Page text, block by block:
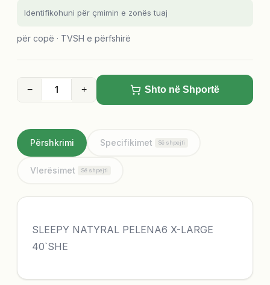
Identifikohuni për çmimin e zonës tuaj
për copë · TVSH e përfshirë
− + Shto në Shportë
Përshkrimi Specifikimet Së shpejti
Vlerësimet Së shpejti
SLEEPY NATYRAL PELENA6 X-LARGE
40`SHE